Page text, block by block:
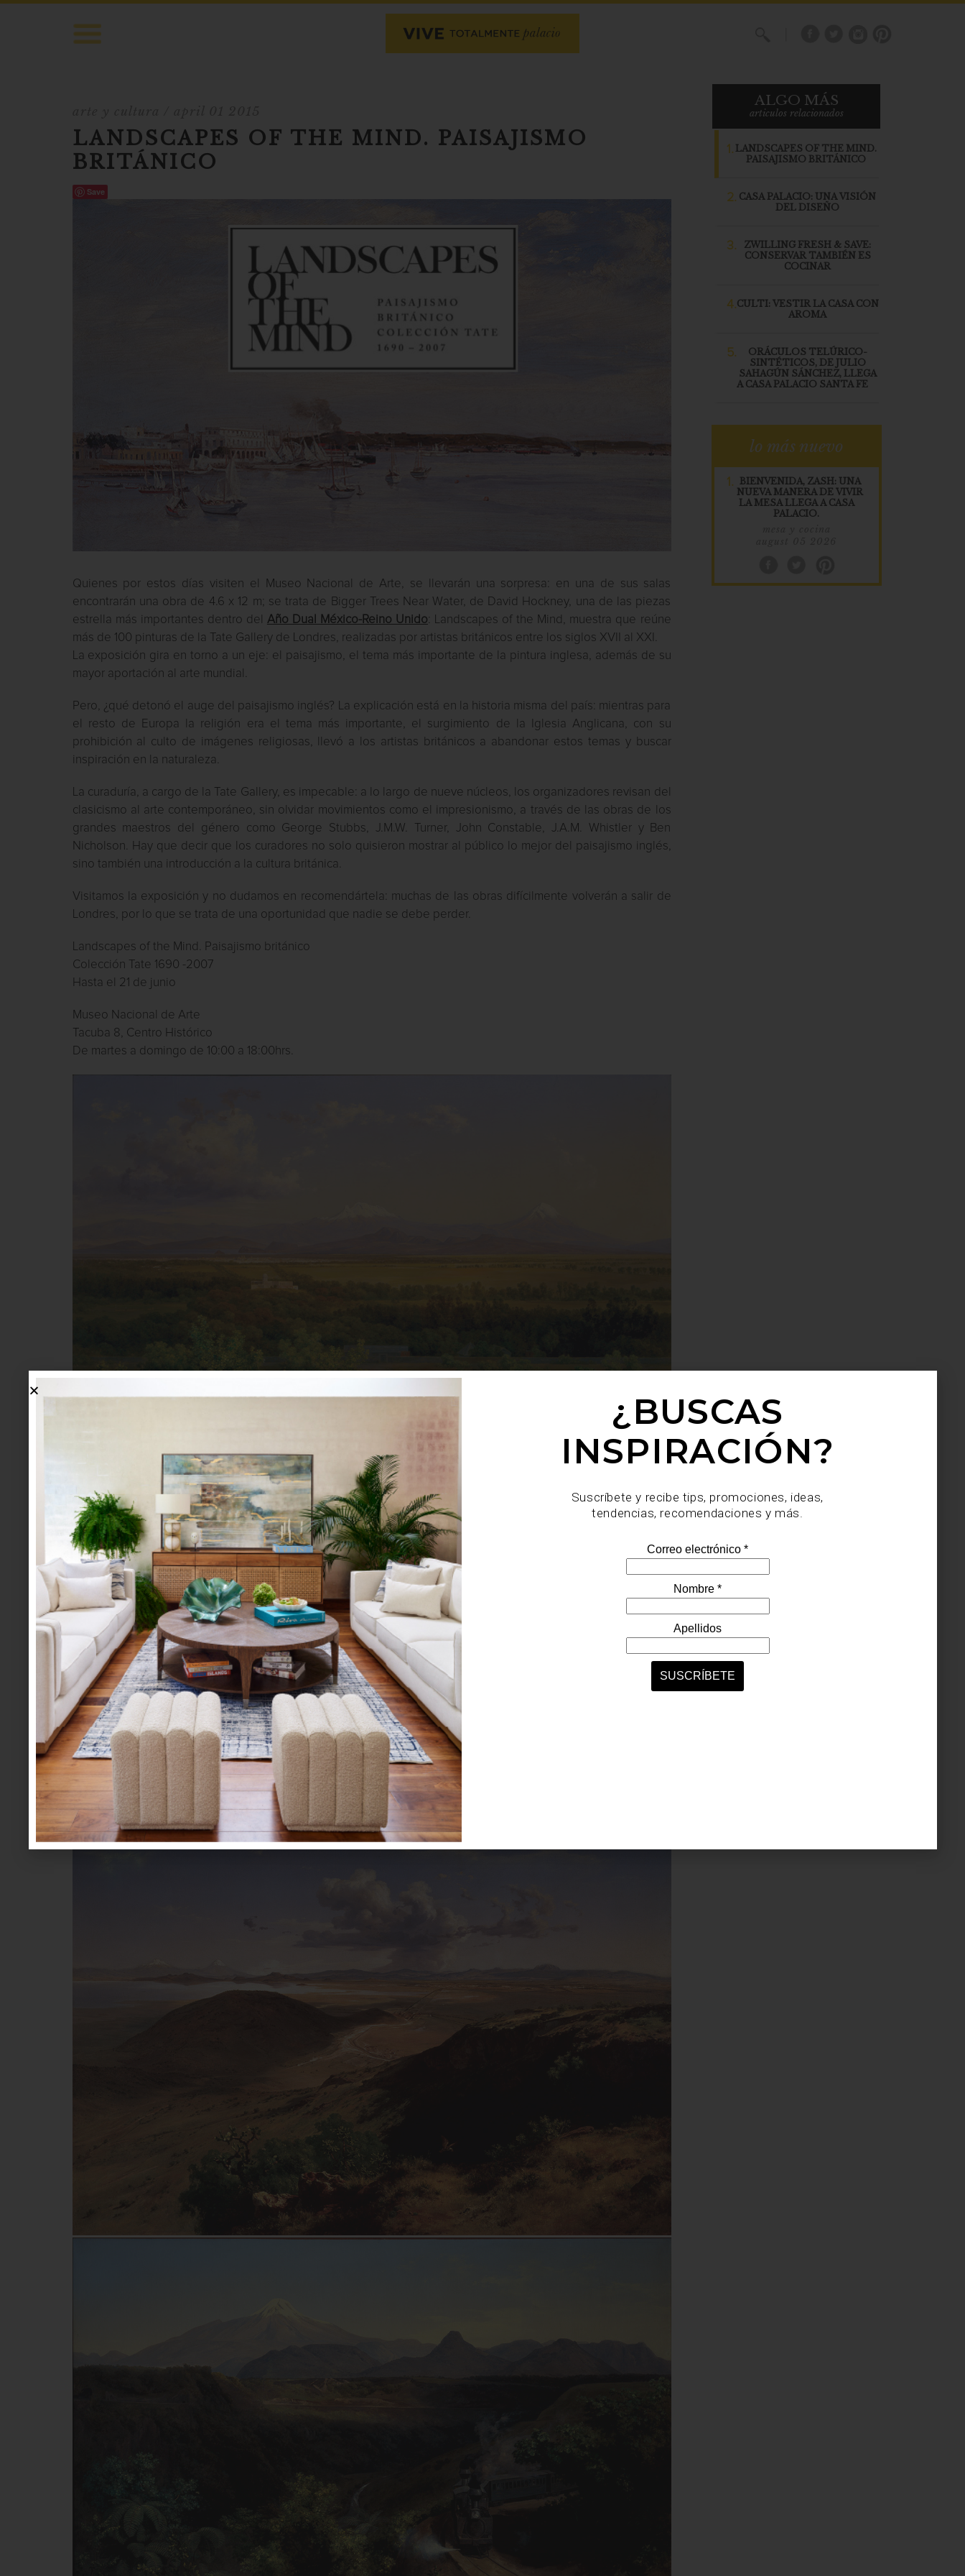
LANDSCAPES OF THE MIND. PAISAJISMO
BRITÁNICO
Save
Quienes por estos días visiten el Museo Nacional de Arte, se llevarán una sorpresa: en una de sus salas
encontrarán una obra de 4.6 x 12 m; se trata de Bigger Trees Near Water, de David Hockney, una de las piezas
estrella más importantes dentro del Año Dual México-Reino Unido: Landscapes of the Mind, muestra que reúne
más de 100 pinturas de la Tate Gallery de Londres, realizadas por artistas británicos entre los siglos XVII al XXI.
La exposición gira en torno a un eje: el paisajismo, el tema más importante de la pintura inglesa, además de su
mayor aportación al arte mundial.
Pero, ¿qué detonó el auge del paisajismo inglés? La explicación está en la historia misma del país: mientras para
el resto de Europa la religión era el tema más importante, el surgimiento de la Iglesia Anglicana, con su
prohibición al culto de imágenes religiosas, llevó a los artistas británicos a abandonar estos temas y buscar
inspiración en la naturaleza.
La curaduría, a cargo de la Tate Gallery, es impecable: a lo largo de nueve núcleos, los organizadores revisan del
clasicismo al arte contemporáneo, sin olvidar movimientos como el impresionismo, a través de las obras de los
grandes maestros del género como George Stubbs, J.M.W. Turner, John Constable, J.A.M. Whistler y Ben
Nicholson. Hay que decir que los curadores no solo quisieron mostrar al público lo mejor del paisajismo inglés,
sino también una introducción a la cultura británica.
Visitamos la exposición y no dudamos en recomendártela: muchas de las obras difícilmente volverán a salir de
Londres, por lo que se trata de una oportunidad que nadie se debe perder.
Landscapes of the Mind. Paisajismo británico
Colección Tate 1690 -2007
Hasta el 21 de junio
Museo Nacional de Arte
Tacuba 8, Centro Histórico
De martes a domingo de 10:00 a 18:00hrs.
ALGO MÁS
articulos relacionados
1. LANDSCAPES OF THE MIND.
PAISAJISMO BRITÁNICO
2. CASA PALACIO: UNA VISIÓN
DEL DISEÑO
3.
ZWILLING FRESH & SAVE:
CONSERVAR TAMBIÉN ES
COCINAR
4.CULTI: VESTIR LA CASA CON
AROMA
5.
ORÁCULOS TELÚRICO-
SINTÉTICOS, DE JULIO
SAHAGÚN SÁNCHEZ, LLEGA
A CASA PALACIO SANTA FE
lo más nuevo
1.
BIENVENIDA, ZASH: UNA
NUEVA MANERA DE VIVIR
LA MESA LLEGA A CASA
PALACIO.
¿BUSCAS
INSPIRACIÓN?
Suscríbete y recibe tips, promociones, ideas,
tendencias, recomendaciones y más.